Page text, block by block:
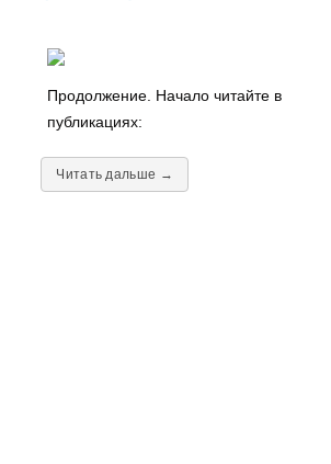
Продолжение. Начало читайте в
публикациях:
Читать дальше →